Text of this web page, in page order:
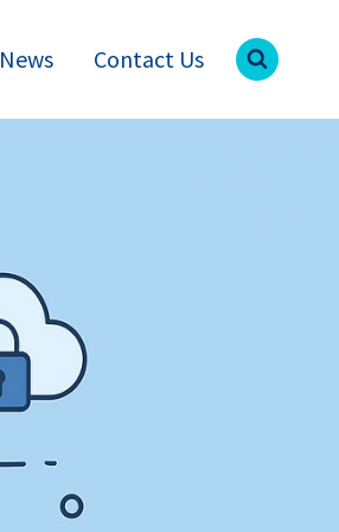
News Contact Us